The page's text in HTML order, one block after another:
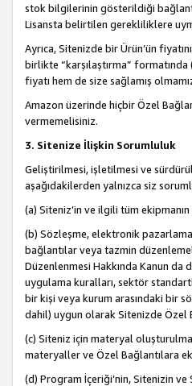
stok bilgilerinin gösterildiği
Lisansta belirtilen gerekliliklere
Ayrıca, Sitenizde bir Ürün’ün
birlikte “karşılaştırma”
fiyatı hem de size sağlamış
Amazon üzerinde hiçbir Özel
vermemelisiniz.
3. Sitenize İlişkin Sorumluluk
Geliştirilmesi, işletilmesi ve
aşağıdakilerden yalnızca siz
(a) Siteniz’in ve ilgili tüm
(b) Sözleşme, elektronik
bağlantılar veya tazmin
Düzenlenmesi Hakkında Kanun
uygulama kuralları, sektör
bir kişi veya kurum arasındaki bir
dahil) uygun olarak Sitenizde Özel
(c) Siteniz için materyal
materyaller ve Özel Bağlantılara
(d) Program İçeriği’nin, Sitenizin